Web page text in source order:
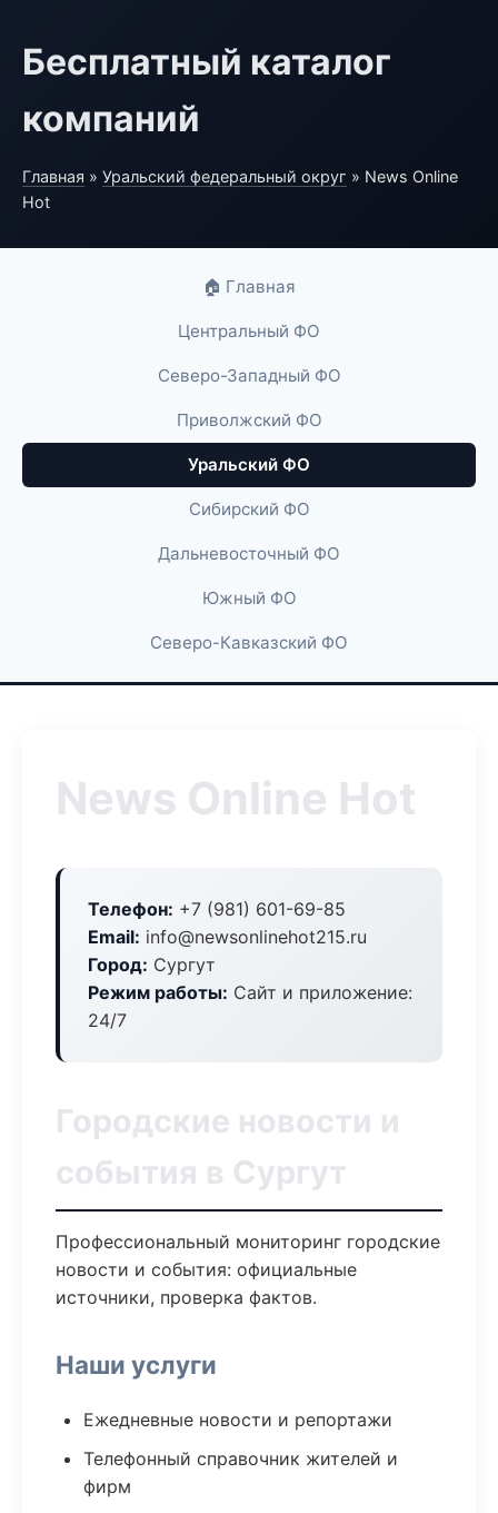
Бесплатный каталог
компаний
Главная » Уральский федеральный округ » News Online
Hot
🏠 Главная
Центральный ФО
Северо-Западный ФО
Приволжский ФО
Уральский ФО
Сибирский ФО
Дальневосточный ФО
Южный ФО
Северо-Кавказский ФО
News Online Hot
Телефон: +7 (981) 601-69-85
Email: info@newsonlinehot215.ru
Город: Сургут
Режим работы: Сайт и приложение:
24/7
Городские новости и
события в Сургут
Профессиональный мониторинг городские
новости и события: официальные
источники, проверка фактов.
Наши услуги
Ежедневные новости и репортажи
Телефонный справочник жителей и
фирм